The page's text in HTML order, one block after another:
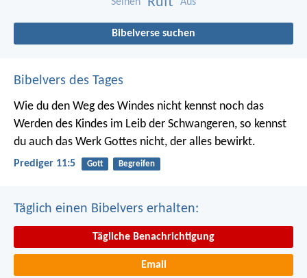
Seinen Aus
Bibelverse suchen
Bibelvers des Tages
Wie du den Weg des Windes nicht kennst noch das
Werden des Kindes im Leib der Schwangeren, so kennst
du auch das Werk Gottes nicht, der alles bewirkt.
Prediger 11:5 Gott Begreifen
Täglich einen Bibelvers erhalten:
Tägliche Benachrichtigung
Email